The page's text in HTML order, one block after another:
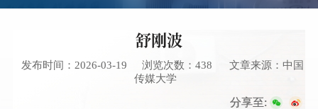
舒刚波
发布时间：2026-03-19 浏览次数： 438
文章来源：中国
传媒大学
分享至: